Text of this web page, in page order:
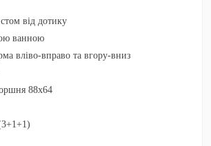
від дотику
ванною
вліво-вправо та вгору-вниз
88х64